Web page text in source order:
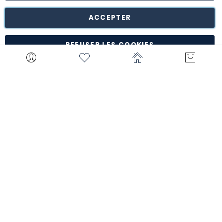
suivant leur réception dans leur emballage d'origine intact à
notre entrepôt de Turnhout (Belgique).
*à l'exception de certains produits comme la
ACCEPTER
REFUSER LES COOKIES